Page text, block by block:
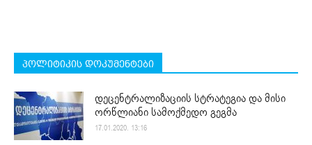
პოლიტიკის დოკუმენტები
დეცენტრალიზაციის სტრატეგია და მისი
ორწლიანი სამოქმედო გეგმა
17.01.2020. 13:16